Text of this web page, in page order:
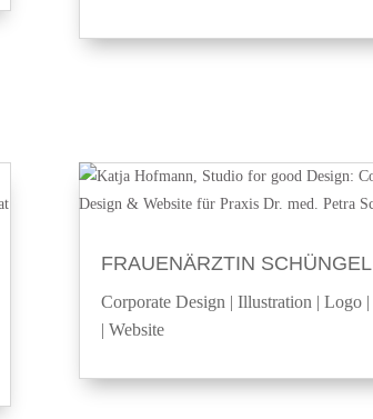
FRAUENÄRZTIN SCHÜNGEL
Corporate Design | Illustration | Logo|
| Website